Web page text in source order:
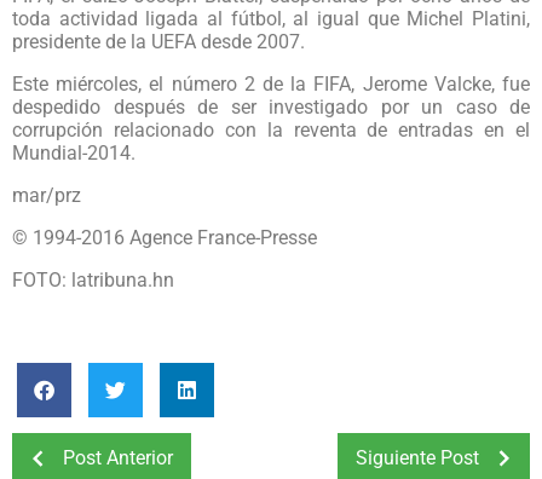
toda actividad ligada al fútbol, al igual que Michel Platini,
presidente de la UEFA desde 2007.
Este miércoles, el número 2 de la FIFA, Jerome Valcke, fue
despedido después de ser investigado por un caso de
corrupción relacionado con la reventa de entradas en el
Mundial-2014.
mar/prz
© 1994-2016 Agence France-Presse
FOTO: latribuna.hn
Post Anterior Siguiente Post